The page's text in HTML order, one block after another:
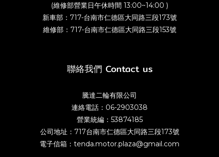
(維修部營業日午休時間 13:00~14:00 )
新車部：717-台南市仁德區大同路三段173號
維修部：717-台南市仁德區大同路三段153號
聯絡我們 Contact us
騰達二輪有限公司
連絡電話：06-2903038
營業統編：53874185
公司地址：717台南市仁德區大同路三段173號
電子信箱：tenda.motor.plaza@gmail.com